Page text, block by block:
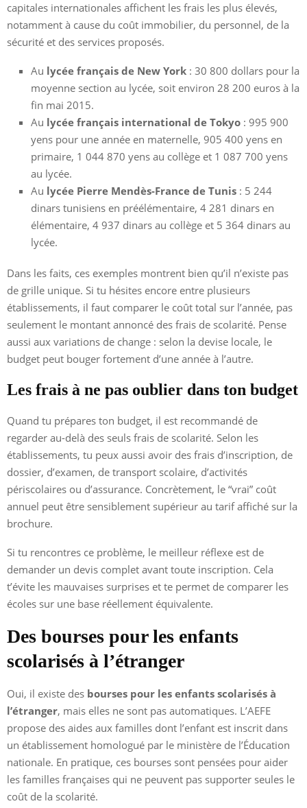
capitales internationales affichent les frais les plus élevés,
notamment à cause du coût immobilier, du personnel, de la
sécurité et des services proposés.
Au lycée français de New York : 30 800 dollars pour la
moyenne section au lycée, soit environ 28 200 euros à la
fin mai 2015.
Au lycée français international de Tokyo : 995 900
yens pour une année en maternelle, 905 400 yens en
primaire, 1 044 870 yens au collège et 1 087 700 yens
au lycée.
Au lycée Pierre Mendès-France de Tunis : 5 244
dinars tunisiens en préélémentaire, 4 281 dinars en
élémentaire, 4 937 dinars au collège et 5 364 dinars au
lycée.
Dans les faits, ces exemples montrent bien qu’il n’existe pas
de grille unique. Si tu hésites encore entre plusieurs
établissements, il faut comparer le coût total sur l’année, pas
seulement le montant annoncé des frais de scolarité. Pense
aussi aux variations de change : selon la devise locale, le
budget peut bouger fortement d’une année à l’autre.
Les frais à ne pas oublier dans ton budget
Quand tu prépares ton budget, il est recommandé de
regarder au-delà des seuls frais de scolarité. Selon les
établissements, tu peux aussi avoir des frais d’inscription, de
dossier, d’examen, de transport scolaire, d’activités
périscolaires ou d’assurance. Concrètement, le “vrai” coût
annuel peut être sensiblement supérieur au tarif affiché sur la
brochure.
Si tu rencontres ce problème, le meilleur réflexe est de
demander un devis complet avant toute inscription. Cela
t’évite les mauvaises surprises et te permet de comparer les
écoles sur une base réellement équivalente.
Des bourses pour les enfants
scolarisés à l’étranger
Oui, il existe des bourses pour les enfants scolarisés à
l’étranger, mais elles ne sont pas automatiques. L’AEFE
propose des aides aux familles dont l’enfant est inscrit dans
un établissement homologué par le ministère de l’Éducation
nationale. En pratique, ces bourses sont pensées pour aider
les familles françaises qui ne peuvent pas supporter seules le
coût de la scolarité.